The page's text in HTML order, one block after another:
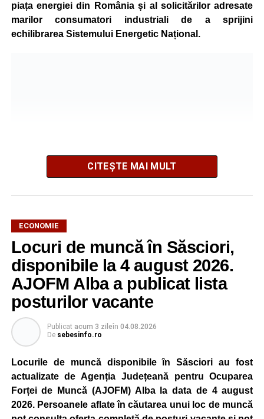
piața energiei din România și al solicitărilor adresate
marilor consumatori industriali de a sprijini
echilibrarea Sistemului Energetic Național.
Potrivit unui comunicat al companiei, măsura va fi aplicată
gradual, în funcție de necesitățile sistemului energetic.
Reprezentanții Kronospan precizează că evoluția situației
este monitorizată permanent, iar activitatea va reveni la
capacitate normală imediat ce condițiile vor permite.
Compania dă asigurări că oprirea temporară a unor linii
de producție nu va afecta livrările către clienți.
Kronospan se numără printre cei mai mari consumatori de
energie electrică din România. O parte din necesarul
energetic este acoperită prin producția proprie de energie,
realizată cu ajutorul panourilor fotovoltaice și al unităților
de cogenerare.
CITEȘTE MAI MULT
ECONOMIE
Locuri de muncă în Săsciori,
disponibile la 4 august 2026.
AJOFM Alba a publicat lista
posturilor vacante
Publicat acum 3 zileîn 04.08.2026
De sebesinfo.ro
Locurile de muncă disponibile în Săsciori au fost
actualizate de Agenția Județeană pentru Ocuparea
Forței de Muncă (AJOFM) Alba la data de 4 august
2026. Persoanele aflate în căutarea unui loc de muncă